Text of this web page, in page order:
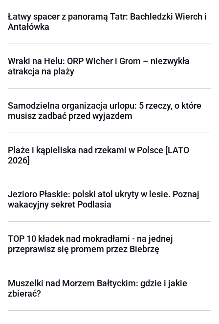
Łatwy spacer z panoramą Tatr: Bachledzki Wierch i
Antałówka
Wraki na Helu: ORP Wicher i Grom – niezwykła
atrakcja na plaży
Samodzielna organizacja urlopu: 5 rzeczy, o które
musisz zadbać przed wyjazdem
Plaże i kąpieliska nad rzekami w Polsce [LATO
2026]
Jezioro Płaskie: polski atol ukryty w lesie. Poznaj
wakacyjny sekret Podlasia
TOP 10 kładek nad mokradłami - na jednej
przeprawisz się promem przez Biebrzę
Muszelki nad Morzem Bałtyckim: gdzie i jakie
zbierać?